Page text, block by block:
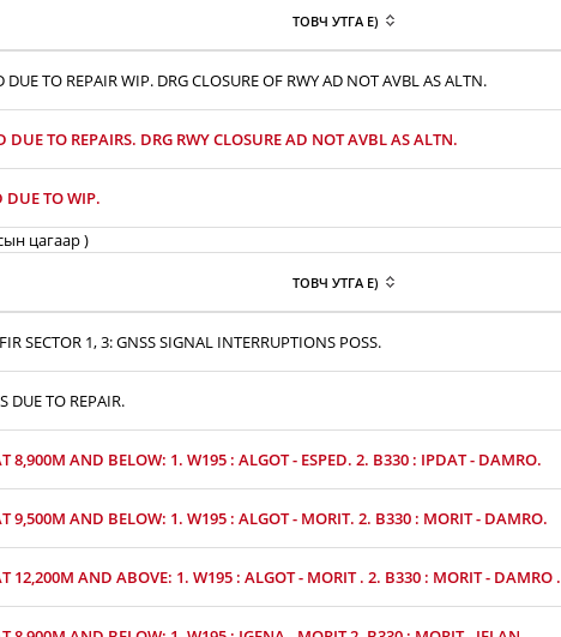
ТОВЧ УТГА E)
DUE TO REPAIR WIP. DRG CLOSURE OF RWY AD NOT AVBL AS ALTN.
DUE TO REPAIRS. DRG RWY CLOSURE AD NOT AVBL AS ALTN.
DUE TO WIP.
цагаар )
ТОВЧ УТГА E)
SECTOR 1, 3: GNSS SIGNAL INTERRUPTIONS POSS.
DUE TO REPAIR.
8,900M AND BELOW: 1. W195 : ALGOT - ESPED. 2. B330 : IPDAT - DAMRO.
9,500M AND BELOW: 1. W195 : ALGOT - MORIT. 2. B330 : MORIT - DAMRO.
12,200M AND ABOVE: 1. W195 : ALGOT - MORIT . 2. B330 : MORIT - DAMRO .